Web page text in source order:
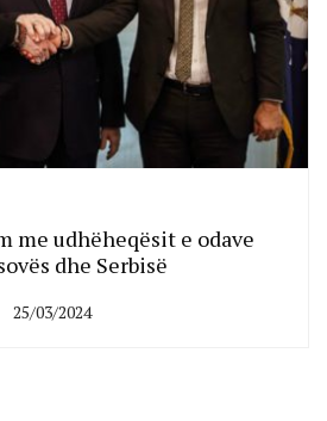
me udhëheqësit e odave
dhe Serbisë
25/03/2024